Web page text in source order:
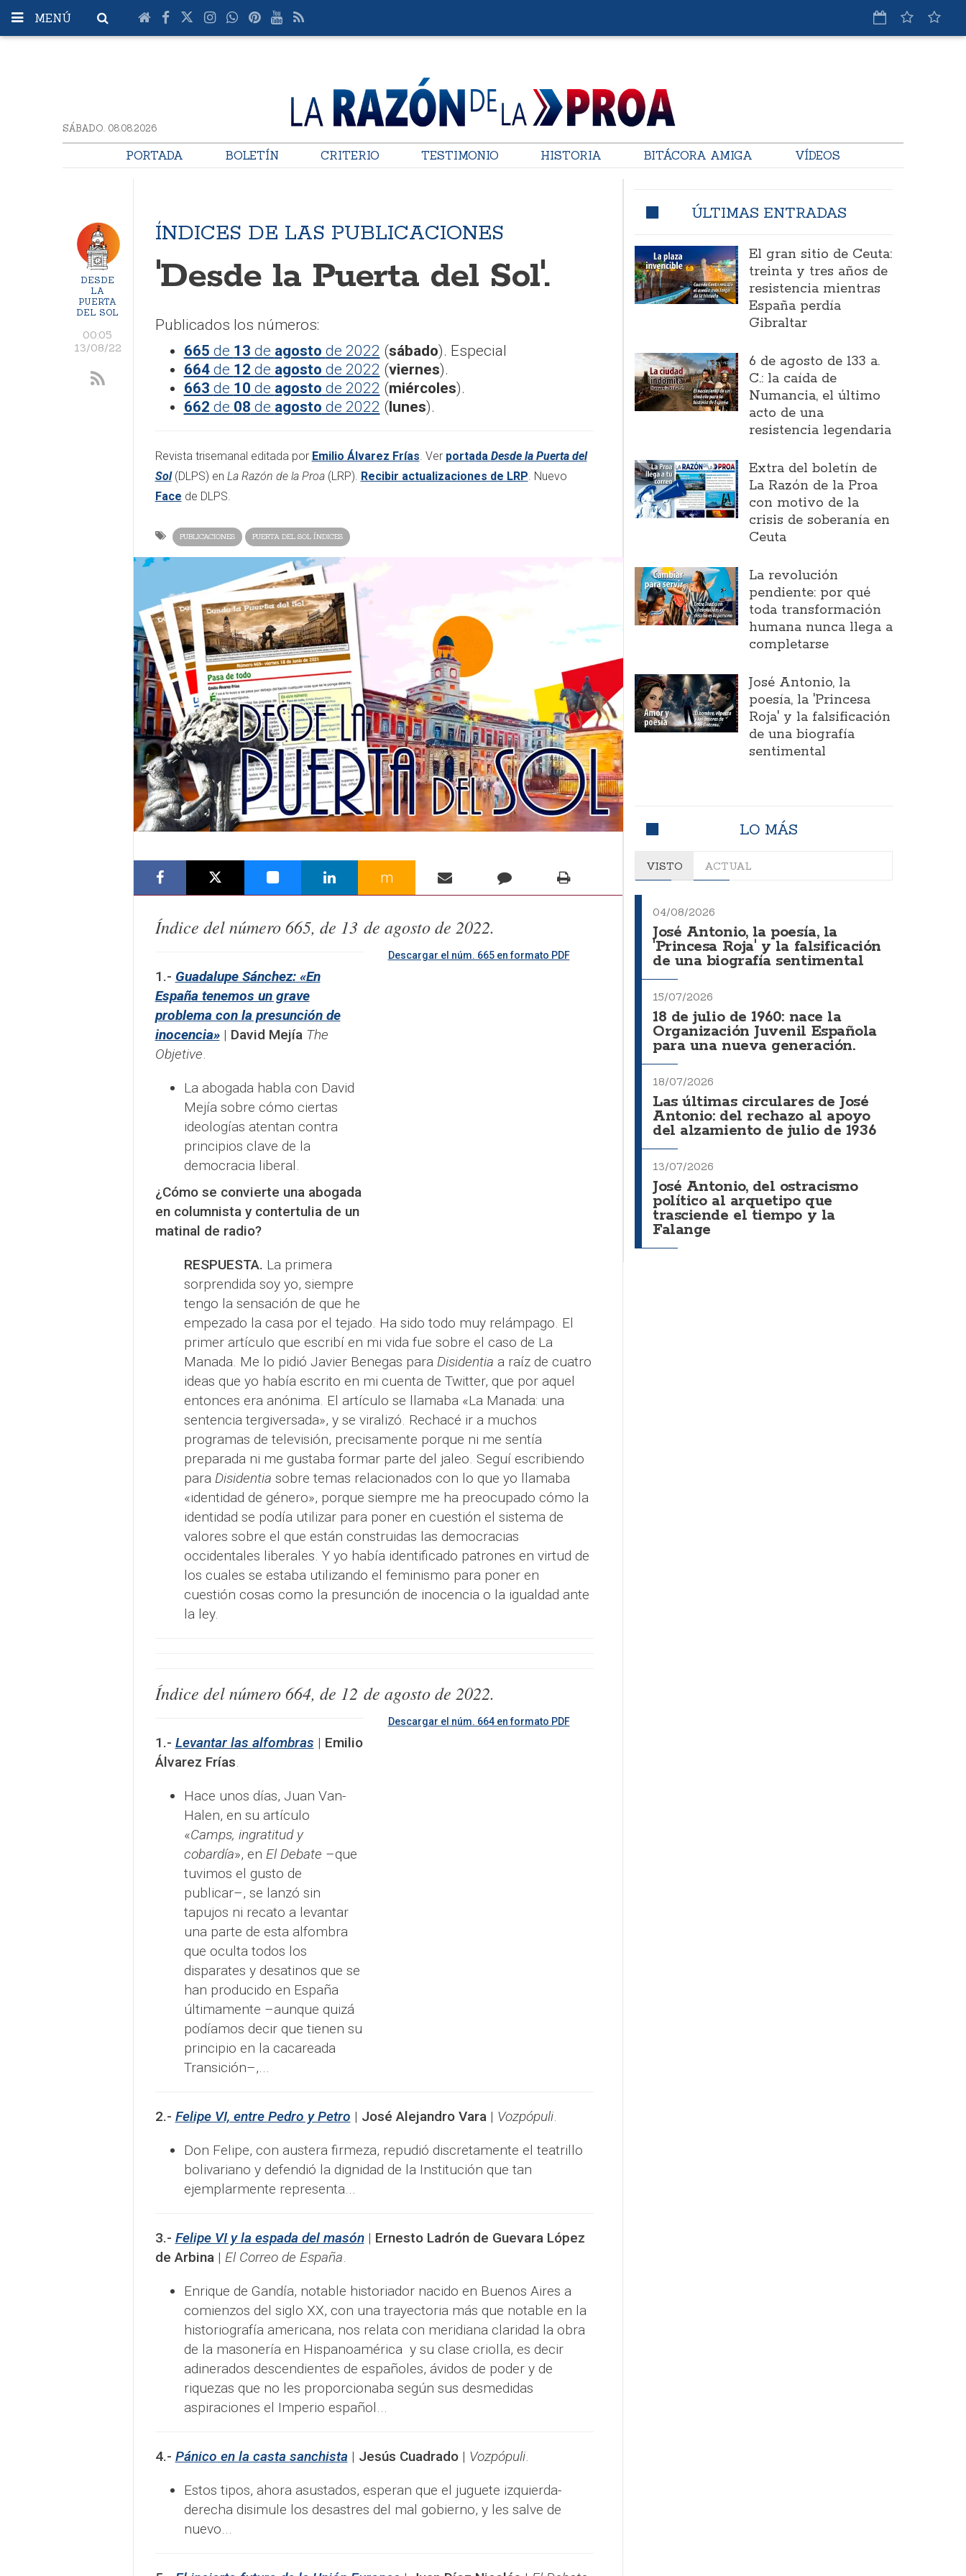
MENÚ
SÁBADO. 08.08.2026
PORTADA BOLETÍN CRITERIO TESTIMONIO HISTORIA BITÁCORA AMIGA VÍDEOS
DESDE
LA
PUERTA
DEL SOL
00:05
13/08/22
ÍNDICES DE LAS PUBLICACIONES
'Desde la Puerta del Sol'.
​Publicados los números:
665 de 13 de agosto de 2022 (sábado). Especial
664de 12 de agosto de 2022 (viernes).
663 de 10 de agosto de 2022 (miércoles).
662 de 08 de agosto de 2022 (lunes).
Revista trisemanal editada por Emilio Álvarez Frías. Ver portada Desde la Puerta del
Sol(DLPS) en La Razón de la Proa (LRP). Recibir actualizaciones de LRP. Nuevo
Face de DLPS.
PUBLICACIONES PUERTA DEL SOL ÍNDICES
m
Índice del número665, de 13 de agostode 2022.
Descargar el núm. 665 en formato PDF
1.- Guadalupe Sánchez: «En
España tenemos un grave
problema con la presunción de
inocencia»| David Mejía The
Objetive.
La abogada habla con David
Mejía sobre cómo ciertas
ideologías atentan contra
principios clave de la
democracia liberal.
¿Cómo se convierte una abogada
en columnista y contertulia de un
matinal de radio?
RESPUESTA. La primera
sorprendida soy yo, siempre
tengo la sensación de que he
empezado la casa por el tejado. Ha sido todo muy relámpago. El
primer artículo que escribí en mi vida fue sobre el caso de La
Manada. Me lo pidió Javier Benegas para Disidentia a raíz de cuatro
ideas que yo había escrito en mi cuenta de Twitter, que por aquel
entonces era anónima. El artículo se llamaba «La Manada: una
sentencia tergiversada», y se viralizó. Rechacé ir a muchos
programas de televisión, precisamente porque ni me sentía
preparada ni me gustaba formar parte del jaleo. Seguí escribiendo
para Disidentia sobre temas relacionados con lo que yo llamaba
«identidad de género», porque siempre me ha preocupado cómo la
identidad se podía utilizar para poner en cuestión el sistema de
valores sobre el que están construidas las democracias
occidentales liberales. Y yo había identificado patrones en virtud de
los cuales se estaba utilizando el feminismo para poner en
cuestión cosas como la presunción de inocencia o la igualdad ante
la ley.
Índice del número664, de 12 de agostode 2022.
Descargar el núm. 664 en formato PDF
1.- Levantar las alfombras | Emilio
Álvarez Frías.
Hace unos días, Juan Van-
Halen, en su artículo
«Camps, ingratitud y
cobardía», en El Debate –que
tuvimos el gusto de
publicar–, se lanzó sin
tapujos ni recato a levantar
una parte de esta alfombra
que oculta todos los
disparates y desatinos que se
han producido en España
últimamente –aunque quizá
podíamos decir que tienen su
principio en la cacareada
Transición–,...
2.- Felipe VI, entre Pedro y Petro | José Alejandro Vara | Vozpópuli.
Don Felipe, con austera firmeza, repudió discretamente el teatrillo
bolivariano y defendió la dignidad de la Institución que tan
ejemplarmente representa...
3.- Felipe VI y la espada del masón| Ernesto Ladrón de Guevara López
de Arbina | El Correo de España.
Enrique de Gandía, notable historiador nacido en Buenos Aires a
comienzos del siglo XX, con una trayectoria más que notable en la
historiografía americana, nos relata con meridiana claridad la obra
de la masonería en Hispanoamérica y su clase criolla, es decir
adinerados descendientes de españoles, ávidos de poder y de
riquezas que no les proporcionaba según sus desmedidas
aspiraciones el Imperio español...
4.- Pánico en la casta sanchista | Jesús Cuadrado | Vozpópuli.
Estos tipos, ahora asustados, esperan que el juguete izquierda-
derecha disimule los desastres del mal gobierno, y les salve de
nuevo...
ÚLTIMAS ENTRADAS
El gran sitio de Ceuta:
treinta y tres años de
resistencia mientras
España perdía
Gibraltar
6 de agosto de 133 a.
C.: la caída de
Numancia, el último
acto de una
resistencia legendaria
Extra del boletín de
La Razón de la Proa
con motivo de la
crisis de soberanía en
Ceuta
La revolución
pendiente: por qué
toda transformación
humana nunca llega a
completarse
José Antonio, la
poesía, la 'Princesa
Roja' y la falsificación
de una biografía
sentimental
LO MÁS
VISTO ACTUAL
04/08/2026
José Antonio, la poesía, la
'Princesa Roja' y la falsificación
de una biografía sentimental
15/07/2026
18 de julio de 1960: nace la
Organización Juvenil Española
para una nueva generación.
18/07/2026
Las últimas circulares de José
Antonio: del rechazo al apoyo
del alzamiento de julio de 1936
13/07/2026
José Antonio, del ostracismo
político al arquetipo que
trasciende el tiempo y la
Falange